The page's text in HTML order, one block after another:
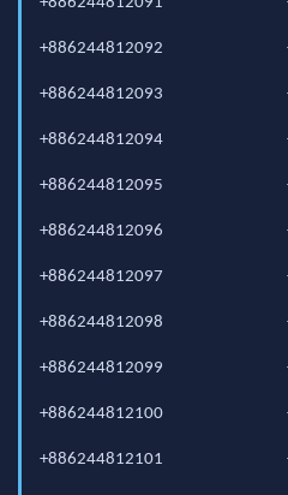
+886244812092
+886244812093
+886244812094
+886244812095
+886244812096
+886244812097
+886244812098
+886244812099
+886244812100
+886244812101